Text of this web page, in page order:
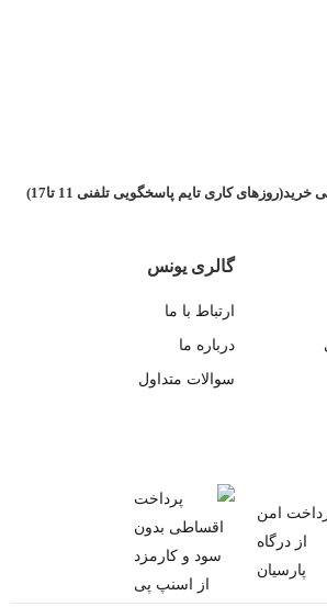
کاری تایم پاسخگویی تلفنی 11 تا17)
گالری یونس
ارتباط با ما
درباره ما
سوالات متداول